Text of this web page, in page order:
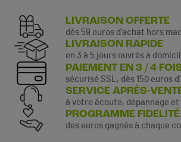
LIVRAISON OFFERTE
dès 59 euros d’achat hors
LIVRAISON RAPIDE
en 3 à 5 jours ouvrés à
PAIEMENT EN 3 / 4
sécurisé SSL, dès 150 euros
SERVICE APRÈS-
à votre écoute, dépannage et
PROGRAMME FIDELITÉ
des euros gagnés à chaque